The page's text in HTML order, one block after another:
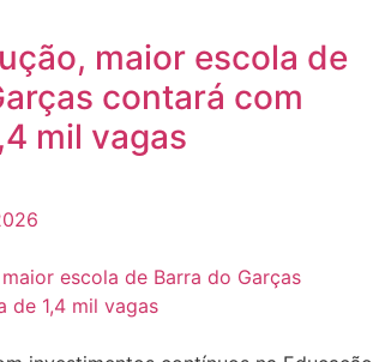
maior escola de
contará com
mil vagas